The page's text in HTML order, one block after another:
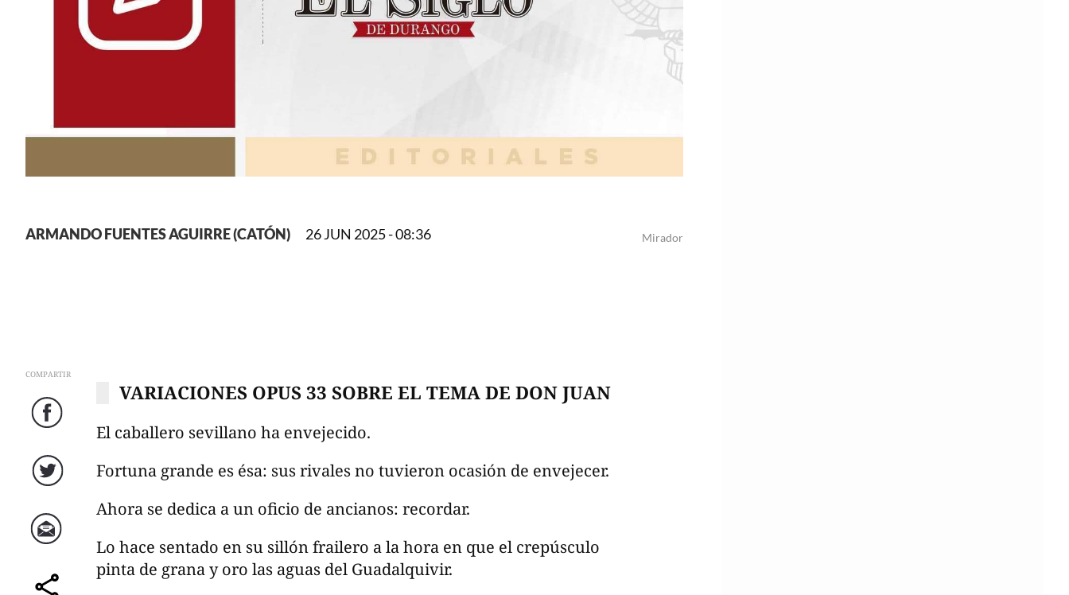
Mirador
ARMANDO FUENTES AGUIRRE (CATÓN) 26 JUN 2025 - 08:36
COMPARTIR
Facebook
Twitter
Correo
VARIACIONES OPUS 33 SOBRE EL TEMA DE DON JUAN
El caballero sevillano ha envejecido.
Fortuna grande es ésa: sus rivales no tuvieron ocasión de envejecer.
Ahora se dedica a un oficio de ancianos: recordar.
Lo hace sentado en su sillón frailero a la hora en que el crepúsculo
pinta de grana y oro las aguas del Guadalquivir.